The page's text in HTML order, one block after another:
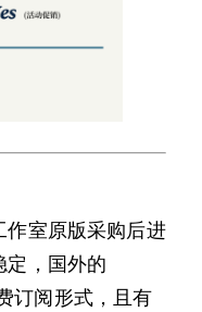
作室原版采购后进
定，国外的
订阅形式，且有